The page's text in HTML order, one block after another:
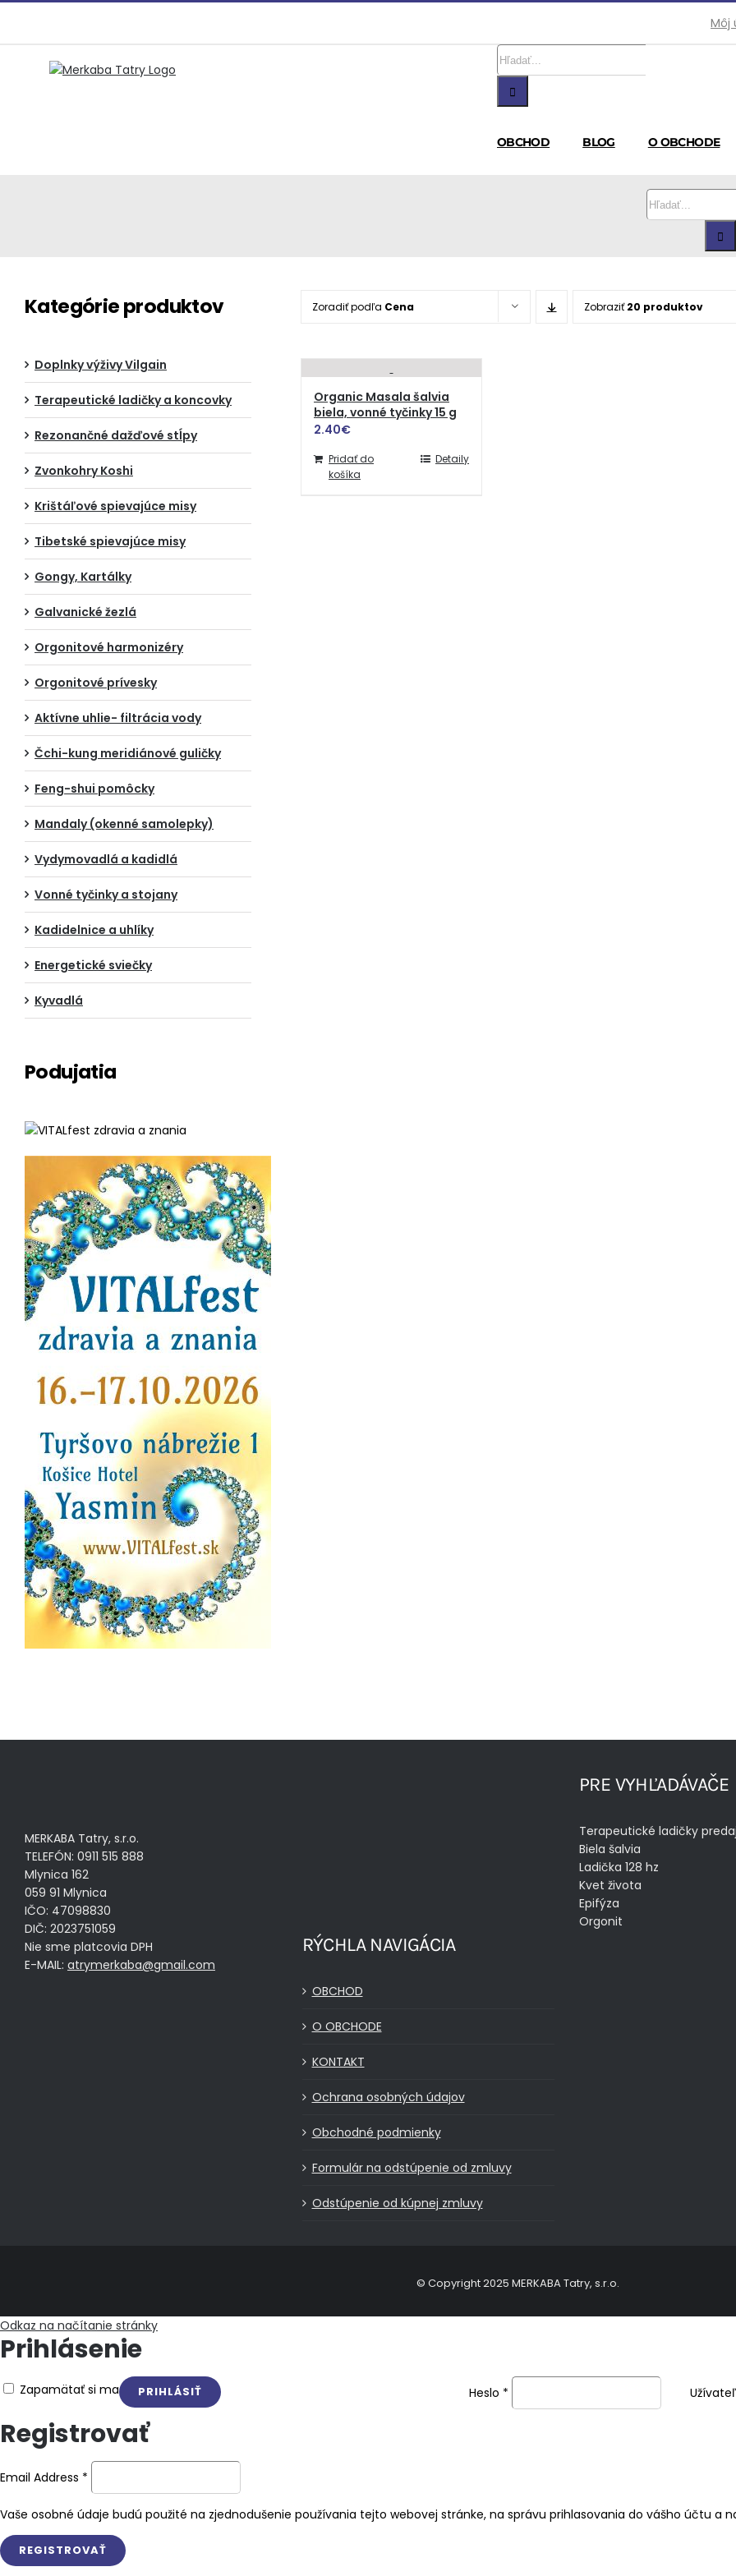
Môj
Hľadať:
OBCHOD BLOG O OBCHODE
Hľadať:
Zoradiť podľa Cena Zobraziť20 produktov
Organic Masala šalvia
biela, vonné tyčinky 15 g
2.40€
Pridať do
košíka
Detaily
Kategórie produktov
Doplnky výživy Vilgain
Terapeutické ladičky a koncovky
Rezonančné dažďové stĺpy
Zvonkohry Koshi
Krištáľové spievajúce misy
Tibetské spievajúce misy
Gongy, Kartálky
Galvanické žezlá
Orgonitové harmonizéry
Orgonitové prívesky
Aktívne uhlie- filtrácia vody
Čchi-kung meridiánové guličky
Feng-shui pomôcky
Mandaly (okenné samolepky)
Vydymovadlá a kadidlá
Vonné tyčinky a stojany
Kadidelnice a uhlíky
Energetické sviečky
Kyvadlá
Podujatia
MERKABA Tatry, s.r.o.
TELEFÓN: 0911 515 888
Mlynica 162
059 91 Mlynica
IČO: 47098830
DIČ: 2023751059
Nie sme platcovia DPH
E-MAIL: atrymerkaba@gmail.com
PRE VYHĽADÁVAČE
Terapeutické ladičky
Biela šalvia
Ladička 128 hz
Kvet života
Epifýza
Orgonit
RÝCHLA NAVIGÁCIA
OBCHOD
O OBCHODE
KONTAKT
Ochrana osobných údajov
Obchodné podmienky
Formulár na odstúpenie od zmluvy
Odstúpenie od kúpnej zmluvy
© Copyright 2025 MERKABA Tatry, s.r.o.
Odkaz na načítanie stránky
Prihlásenie
Heslo *
Zapamätať si ma
Registrovať
Email Address *
Vaše osobné údaje budú použité na zjednodušenie používania tejto webovej stránke, na správu prihlasovania do vášho účtu a